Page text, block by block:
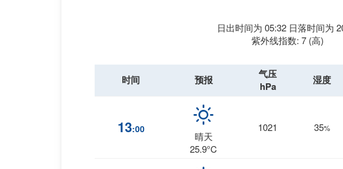
日出时间为 05:32 日落时间为
紫外线指数: 7 (高)
时间 预报
气压
hPa
湿度
13:00
晴天
25.9°C
1021 35%